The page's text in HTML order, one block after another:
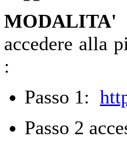
accedere alla
:
Passo 1:
Passo 2